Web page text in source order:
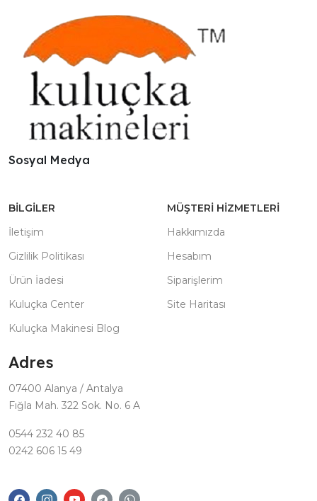
Sosyal Medya
BILGILER
İletişim
Gizlilik Politikası
Ürün İadesi
Kuluçka Center
Kuluçka Makinesi Blog
MÜŞTERI HIZMETLERI
Hakkımızda
Hesabım
Siparişlerim
Site Haritası
Adres
07400 Alanya / Antalya
Fığla Mah. 322 Sok. No. 6 A
0544 232 40 85
0242 606 15 49